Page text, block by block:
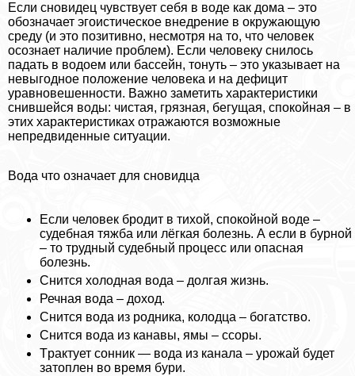
Если сновидец чувствует себя в воде как дома – это
обозначает эгоистическое внедрение в окружающую
среду (и это позитивно, несмотря на то, что человек
осознает наличие проблем). Если человеку снилось
падать в водоем или бассейн, тонуть – это указывает на
невыгодное положение человека и на дефицит
уравновешенности. Важно заметить хаpaктеристики
снившейся воды: чистая, грязная, бегущая, спокойная – в
этих хаpaктеристиках отражаются возможные
непредвиденные ситуации.
Вода что означает для сновидца
Если человек бродит в тихой, спокойной воде –
судебная тяжба или лёгкая болезнь. А если в бурной
– то трудный судебный процесс или опасная
болезнь.
Снится холодная вода – долгая жизнь.
Речная вода – доход.
Снится вода из родника, колодца – богатство.
Снится вода из канавы, ямы – ссоры.
Тpaктует сонник — вода из канала – урожай будет
затоплен во время бури.